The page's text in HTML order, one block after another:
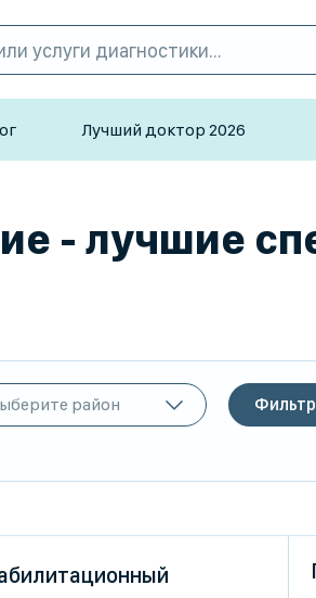
Лучший доктор 2026
- лучшие
район